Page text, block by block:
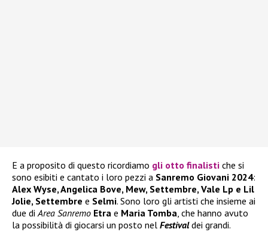
E a proposito di questo ricordiamo gli otto finalisti che si
sono esibiti e cantato i loro pezzi a Sanremo Giovani 2024:
Alex Wyse, Angelica Bove, Mew, Settembre, Vale Lp e Lil
Jolie, Settembre e Selmi. Sono loro gli artisti che insieme ai
due diArea Sanremo Etra e Maria Tomba, che hanno avuto
la possibilità di giocarsi un posto nel Festivaldei grandi.